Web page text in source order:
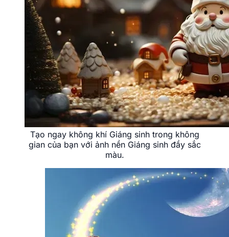
Tạo ngay không khí Giáng sinh trong không
gian của bạn với ảnh nền Giáng sinh đầy sắc
màu.